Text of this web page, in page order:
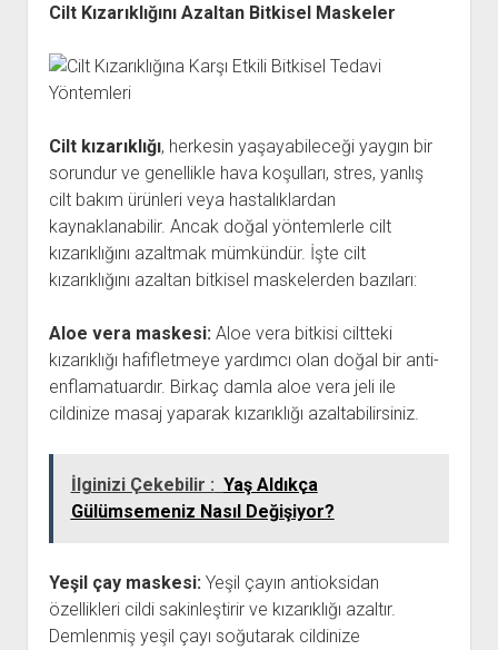
Cilt Kızarıklığını Azaltan Bitkisel Maskeler
Cilt kızarıklığı, herkesin yaşayabileceği yaygın bir
sorundur ve genellikle hava koşulları, stres, yanlış
cilt bakım ürünleri veya hastalıklardan
kaynaklanabilir. Ancak doğal yöntemlerle cilt
kızarıklığını azaltmak mümkündür. İşte cilt
kızarıklığını azaltan bitkisel maskelerden bazıları:
Aloe vera maskesi: Aloe vera bitkisi ciltteki
kızarıklığı hafifletmeye yardımcı olan doğal bir anti-
enflamatuardır. Birkaç damla aloe vera jeli ile
cildinize masaj yaparak kızarıklığı azaltabilirsiniz.
İlginizi Çekebilir : Yaş Aldıkça
Gülümsemeniz Nasıl Değişiyor?
Yeşil çay maskesi: Yeşil çayın antioksidan
özellikleri cildi sakinleştirir ve kızarıklığı azaltır.
Demlenmiş yeşil çayı soğutarak cildinize